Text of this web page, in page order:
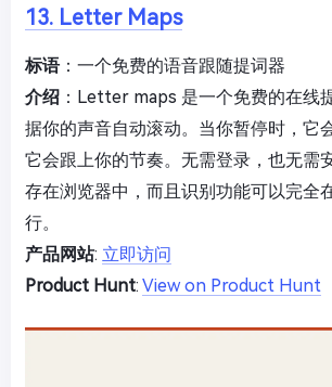
13. Letter Maps
标语：一个免费的语音跟随提词器
介绍 ：Letter maps 是一个免费的在线
据你的声音自动滚动。当你暂停时，它
它会跟上你的节奏。无需登录，也无需
存在浏览器中，而且识别功能可以完全
行。
产品网站: 立即访问
Product Hunt: View on Product Hunt